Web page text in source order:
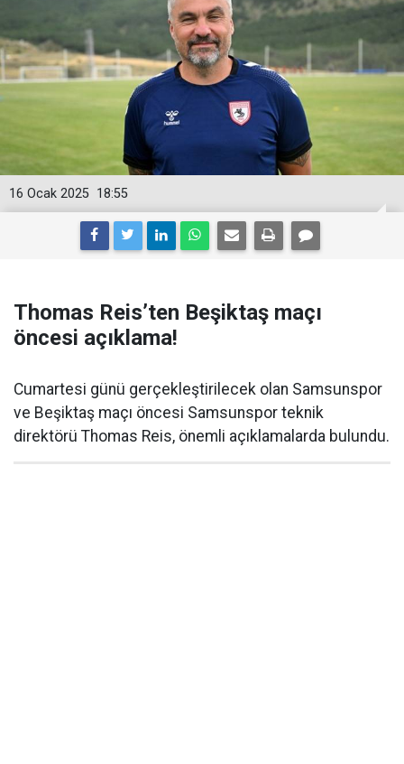
18:55
16 Ocak 2025
Thomas Reis’ten Beşiktaş maçı
öncesi açıklama!
Cumartesi günü gerçekleştirilecek olan Samsunspor
ve Beşiktaş maçı öncesi Samsunspor teknik
direktörü Thomas Reis, önemli açıklamalarda bulundu.